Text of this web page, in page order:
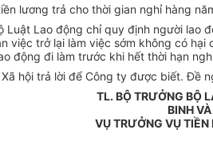
lương trả cho thời gian nghỉ hàng
Luật Lao động chỉ quy định người
việc trở lại làm việc sớm không có
động đi làm trước khi hết thời hạn
hội trả lời để Công ty được biết. Đề
TL. BỘ TRƯỞNG BỘ
BINH
VỤ TRƯỞNG VỤ